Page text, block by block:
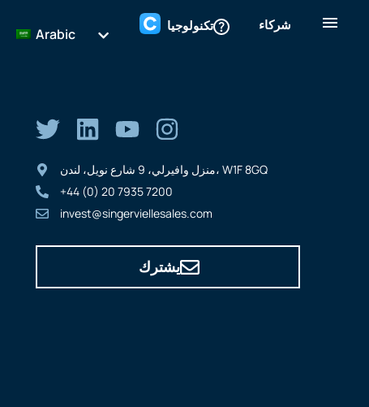
Arabic تكنولوجيا شركاء
منزل وافيرلي، 9 شارع نويل، لندن، W1F 8GQ
+44 (0) 20 7935 7200
invest@singerviellesales.com
يشترك